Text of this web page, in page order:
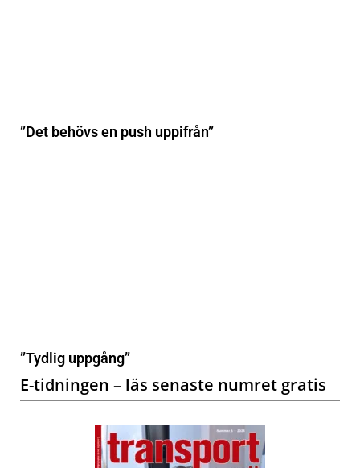
”Det behövs en push uppifrån”
”Tydlig uppgång”
E-tidningen – läs senaste numret gratis